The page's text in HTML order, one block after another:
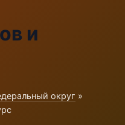
и
округ »